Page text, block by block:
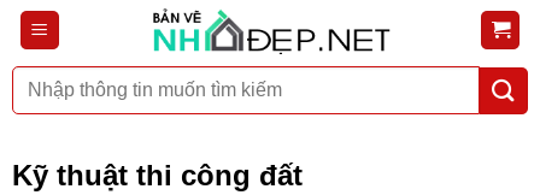
Bỏ
qua
nộiTìm
kiếm:
Kỹ thuật thi công đất